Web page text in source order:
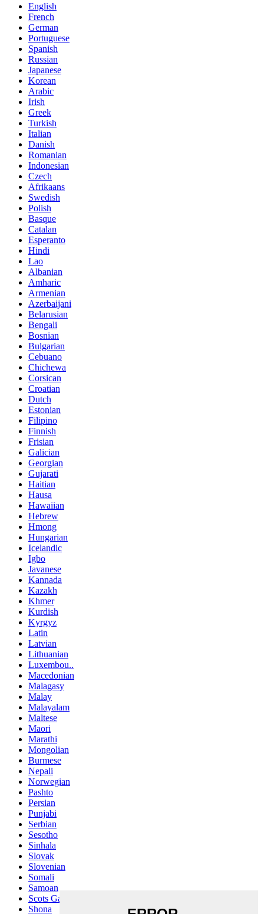
English
French
German
Portuguese
Spanish
Russian
Japanese
Korean
Arabic
Irish
Greek
Turkish
Italian
Danish
Romanian
Indonesian
Czech
Afrikaans
Swedish
Polish
Basque
Catalan
Esperanto
Hindi
Lao
Albanian
Amharic
Armenian
Azerbaijani
Belarusian
Bengali
Bosnian
Bulgarian
Cebuano
Chichewa
Corsican
Croatian
Dutch
Estonian
Filipino
Finnish
Frisian
Galician
Georgian
Gujarati
Haitian
Hausa
Hawaiian
Hebrew
Hmong
Hungarian
Icelandic
Igbo
Javanese
Kannada
Kazakh
Khmer
Kurdish
Kyrgyz
Latin
Latvian
Lithuanian
Luxembou..
Macedonian
Malagasy
Malay
Malayalam
Maltese
Maori
Marathi
Mongolian
Burmese
Nepali
Norwegian
Pashto
Persian
Punjabi
Serbian
Sesotho
Sinhala
Slovak
Slovenian
Somali
Samoan
Scots Gaelic
Shona